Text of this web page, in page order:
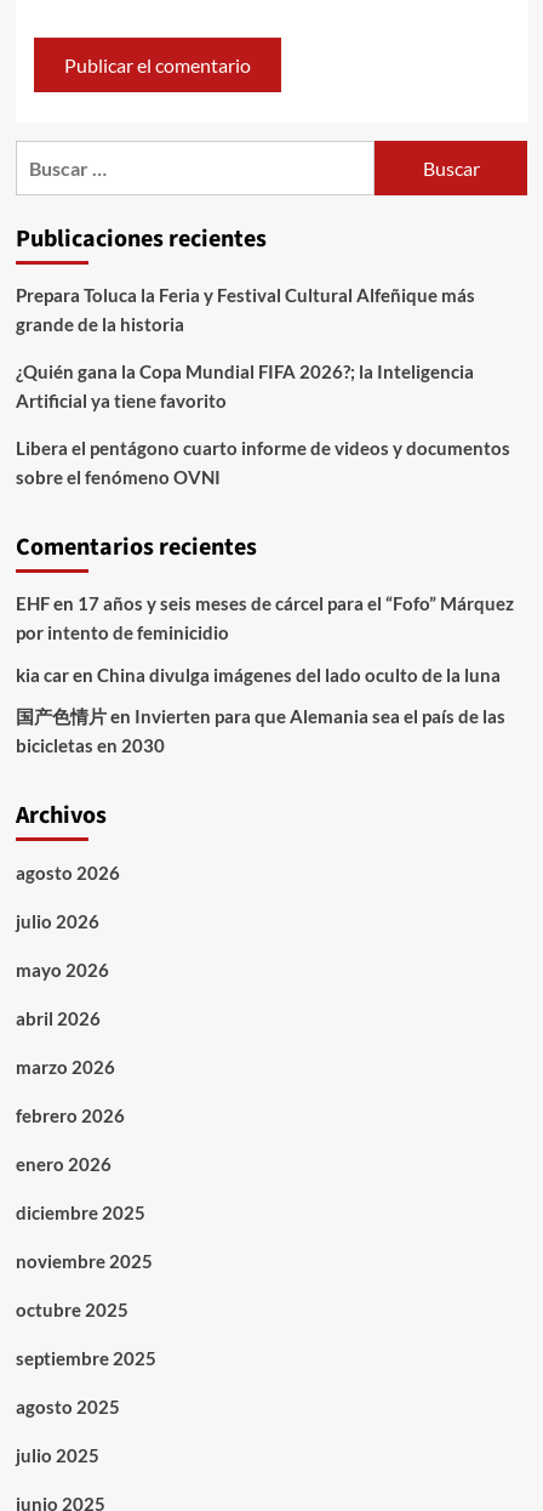
Publicaciones recientes
Prepara Toluca la Feria y Festival Cultural Alfeñique más
grande de la historia
¿Quién gana la Copa Mundial FIFA 2026?; la Inteligencia
Artificial ya tiene favorito
Libera el pentágono cuarto informe de videos y documentos
sobre el fenómeno OVNI
Comentarios recientes
EHFen 17 años y seis meses de cárcel para el “Fofo” Márquez
por intento de feminicidio
kia caren China divulga imágenes del lado oculto de la luna
国产色情片en Invierten para que Alemania sea el país de las
bicicletas en 2030
Archivos
agosto 2026
julio 2026
mayo 2026
abril 2026
marzo 2026
febrero 2026
enero 2026
diciembre 2025
noviembre 2025
octubre 2025
septiembre 2025
agosto 2025
julio 2025
junio 2025